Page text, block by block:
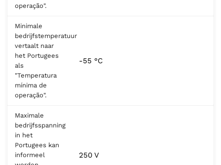
operação".
Minimale
bedrijfstemperatuur
vertaalt naar
het Portugees
als
"Temperatura
mínima de
operação".
-55 °C
Maximale
bedrijfsspanning
in het
Portugees kan
informeel
250 V